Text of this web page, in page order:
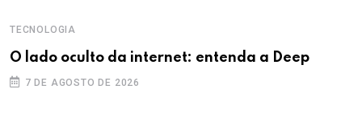
TECNOLOGIA
O lado oculto da internet: entenda a Deep
7 DE AGOSTO DE 2026